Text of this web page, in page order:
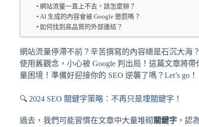
網站流量一直上不去，該怎麼辦？
AI 生成的內容會被 Google 懲罰嗎？
如何找到高品質的外部連結？
網站流量停滯不前？辛苦撰寫的內容總是石沉大海
使用舊觀念，小心被 Google 判出局！這篇文章將
量困境！準備好迎接你的 SEO 逆襲了嗎？Let’s go！
🔍 2024 SEO 關鍵字策略：不再只是埋關鍵字！
過去，我們可能習慣在文章中大量堆砌 關鍵字 ，認